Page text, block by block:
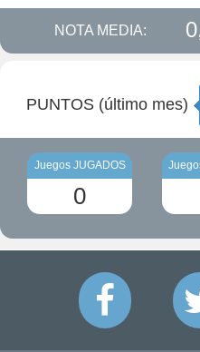
NOTA MEDIA:
PUNTOS (último mes)
Juegos JUGADOS
0